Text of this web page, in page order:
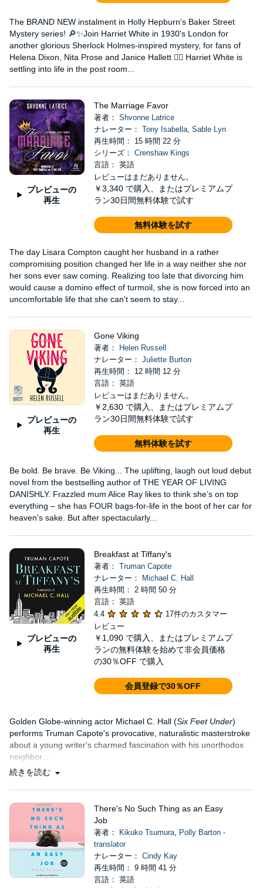
The BRAND NEW instalment in Holly Hepburn's Baker Street
Mystery series! 🔎✨Join Harriet White in 1930's London for
another glorious Sherlock Holmes-inspired mystery, for fans of
Helena Dixon, Nita Prose and Janice Hallett 🕵️‍♀️ Harriet White is
settling into life in the post room...
プレビューの
再生
The Marriage Favor
著者： Shvonne Latrice
ナレーター： Tony Isabella, Sable Lyn
再生時間： 15 時間 22 分
シリーズ： Crenshaw Kings
言語： 英語
レビューはまだありません。
￥3,340 で購入、またはプレミアムプ
ラン30日間無料体験で試す
無料体験を試す
The day Lisara Compton caught her husband in a rather
compromising position changed her life in a way neither she nor
her sons ever saw coming. Realizing too late that divorcing him
would cause a domino effect of turmoil, she is now forced into an
uncomfortable life that she can't seem to stay...
プレビューの
再生
Gone Viking
著者：
Helen Russell
ナレーター： Juliette Burton
再生時間： 12 時間 12 分
言語： 英語
レビューはまだありません。
￥2,630 で購入、またはプレミアムプ
ラン30日間無料体験で試す
無料体験を試す
Be bold. Be brave. Be Viking... The uplifting, laugh out loud debut
novel from the bestselling author of THE YEAR OF LIVING
DANISHLY. Frazzled mum Alice Ray likes to think she’s on top
everything – she has FOUR bags-for-life in the boot of her car for
heaven's sake. But after spectacularly...
プレビューの
再生
Breakfast at Tiffany's
著者： Truman Capote
ナレーター：
Michael C. Hall
再生時間： 2 時間 50 分
言語： 英語
4.4
17件のカスタマー
レビュー
￥1,090 で購入、またはプレミアムプ
ランの無料体験を始めて非会員価格
の30％OFF で購入
会員登録で30％OFF
Golden Globe-winning actor Michael C. Hall (Six Feet Under)
performs Truman Capote's provocative, naturalistic masterstroke
about a young writer's charmed fascination with his unorthodox
neighbor....
続きを読む
There's No Such Thing as an Easy
Job
著者： Kikuko Tsumura, Polly Barton -
translator
ナレーター： Cindy Kay
再生時間： 9 時間 41 分
言語： 英語